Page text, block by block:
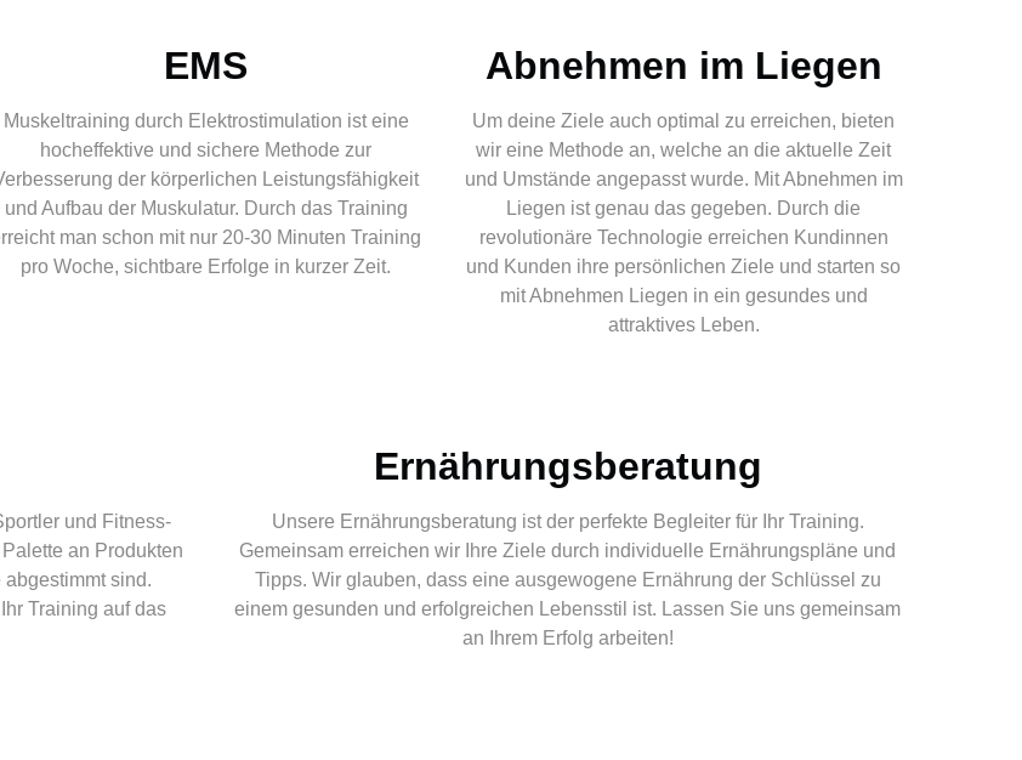
EMS
Muskeltraining durch Elektrostimulation ist eine
hocheffektive und sichere Methode zur
der körperlichen Leistungsfähigkeit
und Aufbau der Muskulatur. Durch das Training
man schon mit nur 20-30 Minuten Training
pro Woche, sichtbare Erfolge in kurzer Zeit.
Abnehmen im Liegen
Um deine Ziele auch optimal zu erreichen, bieten
wir eine Methode an, welche an die aktuelle Zeit
und Umstände angepasst wurde. Mit Abnehmen im
Liegen ist genau das gegeben. Durch die
revolutionäre Technologie erreichen Kundinnen
und Kunden ihre persönlichen Ziele und starten so
mit Abnehmen Liegen in ein gesundes und
attraktives Leben.
und Fitness-
an Produkten
sind.
Training auf das
Ernährungsberatung
Unsere Ernährungsberatung ist der perfekte Begleiter für Ihr Training.
Gemeinsam erreichen wir Ihre Ziele durch individuelle Ernährungspläne und
Tipps. Wir glauben, dass eine ausgewogene Ernährung der Schlüssel zu
einem gesunden und erfolgreichen Lebensstil ist. Lassen Sie uns gemeinsam
an Ihrem Erfolg arbeiten!